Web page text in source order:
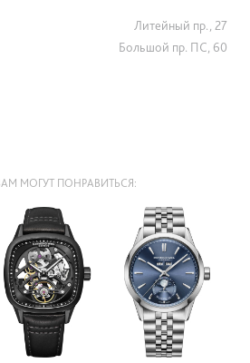
Литейный пр., 27
Большой пр. ПС, 60
МОГУТ ПОНРАВИТЬСЯ: